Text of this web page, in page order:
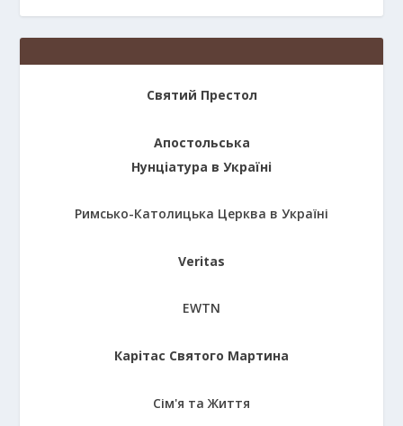
Святий Престол
Апостольська
Нунціатура в Україні
Римсько-Католицька Церква в Україні
Veritas
EWTN
Карітас Святого Мартина
Сім'я та Життя